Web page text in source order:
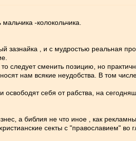
-колокольчика.
зазнайка , и с мудростью реальная
следует сменить позицию, но
нам всякие неудобства. В том
себя от рабства, на
а библия не что иное , как
секты с "православием" во